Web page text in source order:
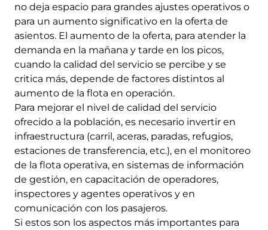
no deja espacio para grandes ajustes operativos o
para un aumento significativo en la oferta de
asientos. El aumento de la oferta, para atender la
demanda en la mañana y tarde en los picos,
cuando la calidad del servicio se percibe y se
critica más, depende de factores distintos al
aumento de la flota en operación.
Para mejorar el nivel de calidad del servicio
ofrecido a la población, es necesario invertir en
infraestructura (carril, aceras, paradas, refugios,
estaciones de transferencia, etc.), en el monitoreo
de la flota operativa, en sistemas de información
de gestión, en capacitación de operadores,
inspectores y agentes operativos y en
comunicación con los pasajeros.
Si estos son los aspectos más importantes para